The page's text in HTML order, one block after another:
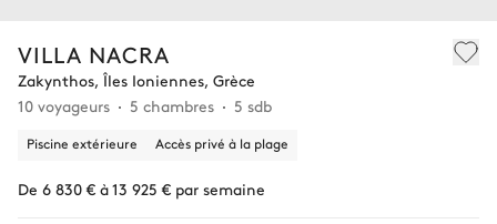
VILLA NACRA
Zakynthos, Îles Ioniennes, Grèce
10 voyageurs
5 chambres 5 sdb
Piscine extérieure Accès privé à la plage
De 6 830 € à 13 925 € par semaine